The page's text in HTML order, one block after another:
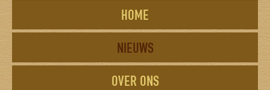
HOME
NIEUWS
OVER ONS